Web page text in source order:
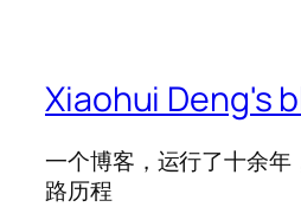
Xiaohui Deng's
一个博客，运行了十余年
路历程